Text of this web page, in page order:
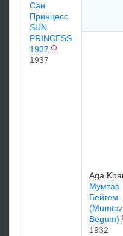
Сан
Принцесс
SUN
PRINCESS
1937
1937
Aga
Mумтаз
Бeйгeм
(Mumtaz
Begum)
1932